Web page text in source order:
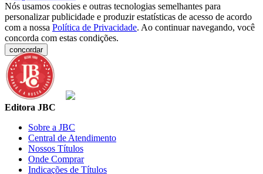
Nós usamos cookies e outras tecnologias semelhantes para
personalizar publicidade e produzir estatísticas de acesso de acordo
com a nossa Política de Privacidade. Ao continuar navegando, você
concorda com estas condições.
concordar
Editora JBC
Sobre a JBC
Central de Atendimento
Nossos Títulos
Onde Comprar
Indicações de Títulos